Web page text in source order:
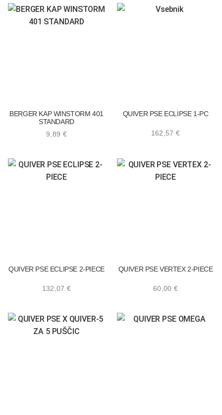
9,89 €
BERGER KAP WINSTORM 401
STANDARD
162,57 €
QUIVER PSE ECLIPSE 1-PC
132,07 €
QUIVER PSE ECLIPSE 2-PIECE
60,00 €
QUIVER PSE VERTEX 2-PIECE